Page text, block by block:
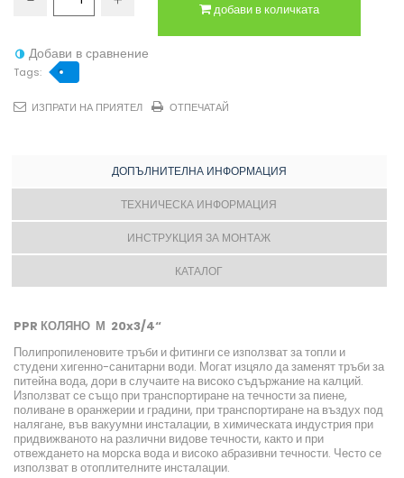
добави в количката
Добави в сравнение
Tags:
ИЗПРАТИ НА ПРИЯТЕЛ ОТПЕЧАТАЙ
ДОПЪЛНИТЕЛНА ИНФОРМАЦИЯ
ТЕХНИЧЕСКА ИНФОРМАЦИЯ
ИНСТРУКЦИЯ ЗА МОНТАЖ
КАТАЛОГ
PPR КОЛЯНО М 20x3/4“
Полипропиленовите тръби и фитинги се използват за топли и
студени хигенно-санитарни води. Могат изцяло да заменят тръби за
питейна вода, дори в случаите на високо съдържание на калций.
Използват се също при транспортиране на течности за пиене,
поливане в оранжерии и градини, при транспортиране на въздух под
налягане, във вакуумни инсталации, в химическата индустрия при
придвижваното на различни видове течности, както и при
отвеждането на морска вода и високо абразивни течности. Често се
използват в отоплителните инсталации.